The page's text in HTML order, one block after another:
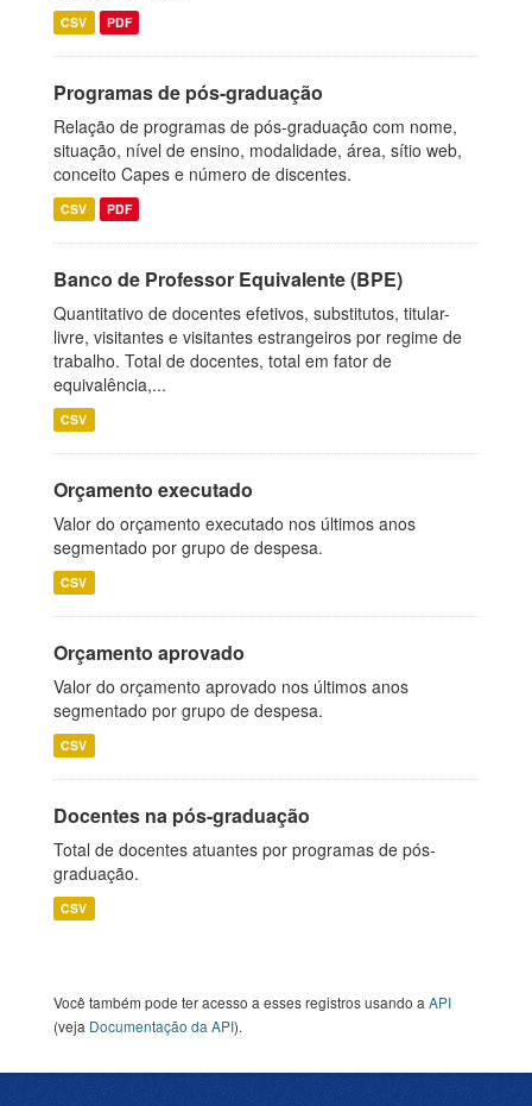
CSV PDF
Programas de pós-graduação
Relação de programas de pós-graduação com nome,
situação, nível de ensino, modalidade, área, sítio web,
conceito Capes e número de discentes.
CSV PDF
Banco de Professor Equivalente (BPE)
Quantitativo de docentes efetivos, substitutos, titular-
livre, visitantes e visitantes estrangeiros por regime de
trabalho. Total de docentes, total em fator de
equivalência,...
CSV
Orçamento executado
Valor do orçamento executado nos últimos anos
segmentado por grupo de despesa.
CSV
Orçamento aprovado
Valor do orçamento aprovado nos últimos anos
segmentado por grupo de despesa.
CSV
Docentes na pós-graduação
Total de docentes atuantes por programas de pós-
graduação.
CSV
Você também pode ter acesso a esses registros usando a API
(veja Documentação da API).